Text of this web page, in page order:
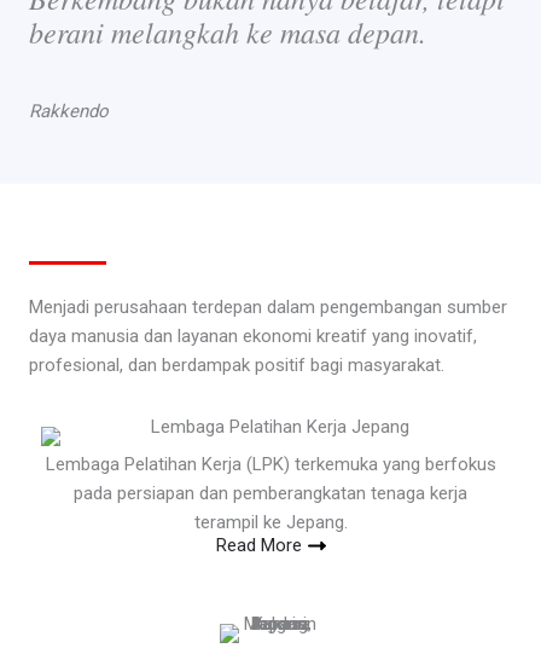
berani melangkah ke masa depan.
Rakkendo
Menjadi perusahaan terdepan dalam pengembangan sumber
daya manusia dan layanan ekonomi kreatif yang inovatif,
profesional, dan berdampak positif bagi masyarakat.
Lembaga Pelatihan Kerja (LPK) terkemuka yang berfokus
pada persiapan dan pemberangkatan tenaga kerja
terampil ke Jepang.
Read More